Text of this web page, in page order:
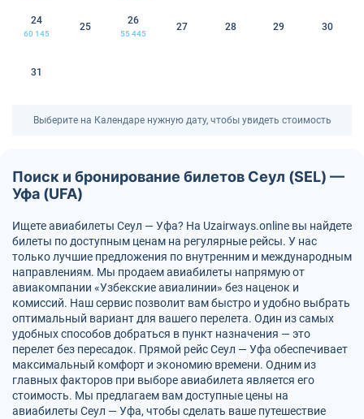
24
60 145
25
26
55 445
27 28 29 30
31
Выберите на Календаре нужную дату, чтобы увидеть стоимость
Поиск и бронирование билетов Сеул (SEL) —
Уфа (UFA)
Ищете авиабилеты Сеул — Уфа? На Uzairways.online вы найдете
билеты по доступным ценам на регулярные рейсы. У нас
только лучшие предложения по внутренним и международным
направлениям. Мы продаем авиабилеты напрямую от
авиакомпании «Узбекские авиалинии» без наценок и
комиссий. Наш сервис позволит вам быстро и удобно выбрать
оптимальный вариант для вашего перелета. Один из самых
удобных способов добраться в пункт назначения — это
перелет без пересадок. Прямой рейс Сеул — Уфа обеспечивает
максимальный комфорт и экономию времени. Одним из
главных факторов при выборе авиабилета является его
стоимость. Мы предлагаем вам доступные цены на
авиабилеты Сеул — Уфа, чтобы сделать ваше путешествие